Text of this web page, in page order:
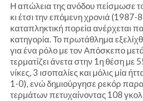
Η απώλεια της ανόδου πείσμωσε
κι έτσι την επόμενη χρονιά (1987-
καταπληκτική πορεία ανέρχεται
κατηγορία. Το πρωτάθλημα
για ένα ρόλο με τον Απόσκεπο
τερματίζει άνετα στην 1η θέση με
νίκες, 3 ισοπαλίες και μόλις μία
1-0), ενώ δημιούργησε ρεκόρ
τερμάτων πετυχαίνοντας 108